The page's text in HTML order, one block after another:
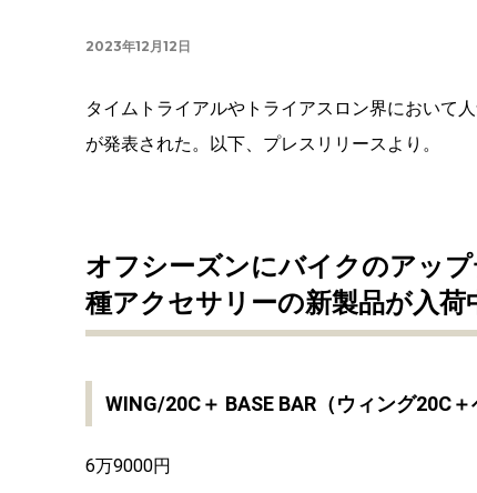
2023年12月12日
タイムトライアルやトライアスロン界において
が発表された。以下、プレスリリースより。
オフシーズンにバイクのアッ
種アクセサリーの新製品が入荷
WING/20C＋ BASE BAR （ウィング20C＋
6万9000円